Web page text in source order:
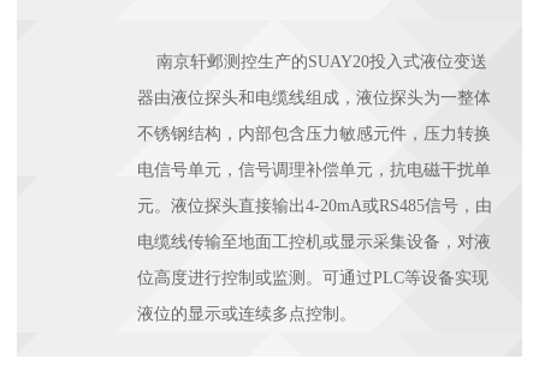
南京轩邺测控生产的SUAY20投入式液位变送
器由液位探头和电缆线组成，液位探头为一整体
不锈钢结构，内部包含压力敏感元件，压力转换
电信号单元，信号调理补偿单元，抗电磁干扰单
元。液位探头直接输出4-20mA或RS485信号，由
电缆线传输至地面工控机或显示采集设备，对液
位高度进行控制或监测。可通过PLC等设备实现
液位的显示或连续多点控制。